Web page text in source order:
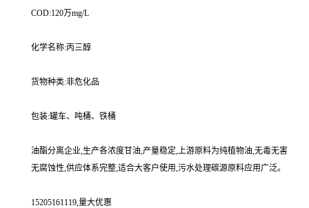
COD:120万mg/L
化学名称:丙三醇
货物种类:非危化品
包装:罐车、吨桶、铁桶
油酯分离企业,生产各浓度甘油,产量稳定,上游原料为纯植物油,无毒无害
无腐蚀性,供应体系完整,适合大客户使用,污水处理碳源原料应用广泛。
15205161119,量大优惠